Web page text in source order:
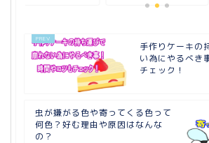
手作りケーキの
い為にやるべき
チェック！
虫が嫌がる色や寄ってくる色って
何色？好む理由や原因はなんな
の？